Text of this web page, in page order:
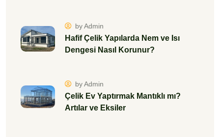
by Admin
Hafif Çelik Yapılarda Nem ve Isı
Dengesi Nasıl Korunur?
by Admin
Çelik Ev Yaptırmak Mantıklı mı?
Artılar ve Eksiler